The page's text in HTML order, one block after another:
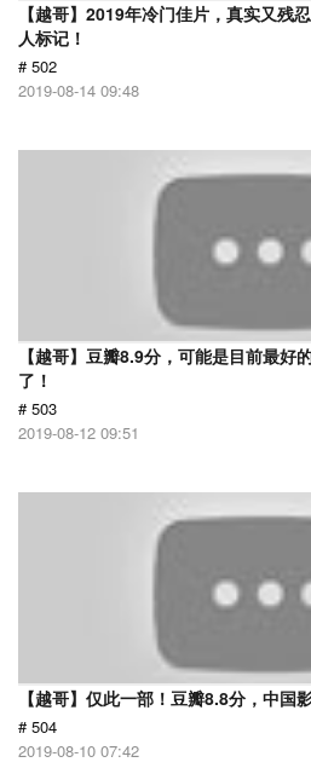
【越哥】2019年冷门佳片，真实又残
人标记！
# 502
2019-08-14 09:48
【越哥】豆瓣8.9分，可能是目前最好
了！
# 503
2019-08-12 09:51
【越哥】仅此一部！豆瓣8.8分，中国
# 504
2019-08-10 07:42